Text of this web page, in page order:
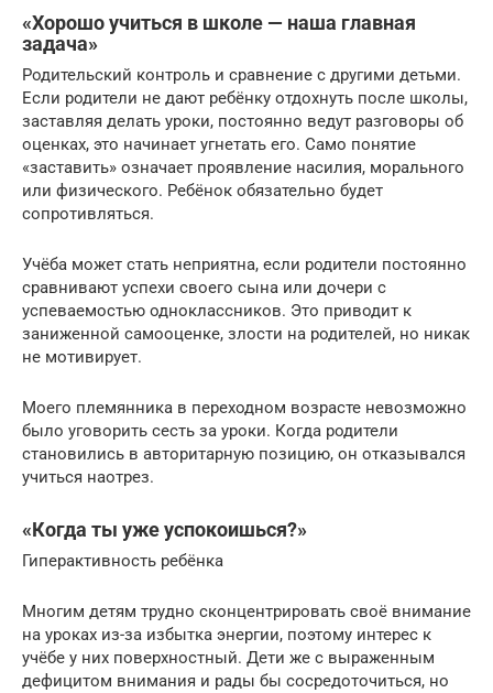
«Хорошо учиться в школе — наша главная
задача»
Родительский контроль и сравнение с другими детьми.
Если родители не дают ребёнку отдохнуть после школы,
заставляя делать уроки, постоянно ведут разговоры об
оценках, это начинает угнетать его. Само понятие
«заставить» означает проявление насилия, морального
или физического. Ребёнок обязательно будет
сопротивляться.
Учёба может стать неприятна, если родители постоянно
сравнивают успехи своего сына или дочери с
успеваемостью одноклассников. Это приводит к
заниженной самооценке, злости на родителей, но никак
не мотивирует.
Моего племянника в переходном возрасте невозможно
было уговорить сесть за уроки. Когда родители
становились в авторитарную позицию, он отказывался
учиться наотрез.
«Когда ты уже успокоишься?»
Гиперактивность ребёнка
Многим детям трудно сконцентрировать своё внимание
на уроках из-за избытка энергии, поэтому интерес к
учёбе у них поверхностный. Дети же с выраженным
дефицитом внимания и рады бы сосредоточиться, но